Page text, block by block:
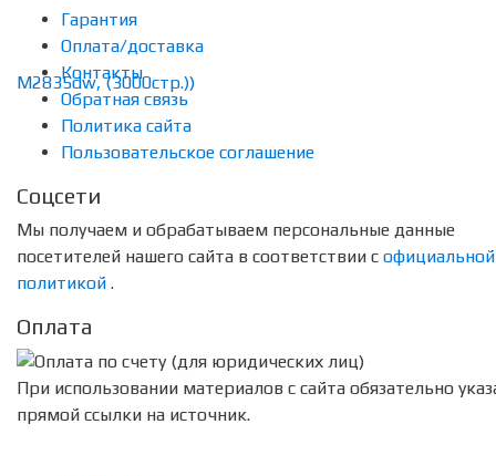
Гарантия
Оплата/доставка
Контакты
Обратная связь
Политика сайта
Пользовательское соглашение
Соцсети
Мы получаем и обрабатываем персональные данные
посетителей нашего сайта в соответствии с официальной
политикой .
Оплата
При использовании материалов с сайта обязательно
прямой ссылки на источник.